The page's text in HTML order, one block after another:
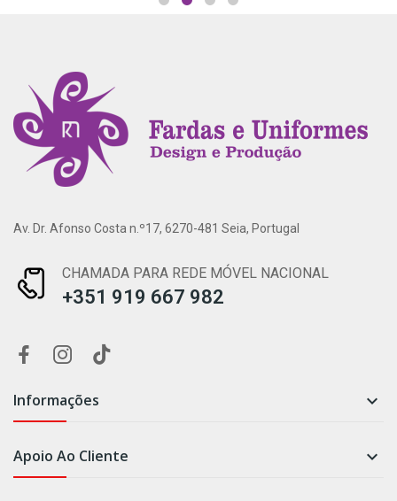
Av. Dr. Afonso Costa n.º17, 6270-481 Seia, Portugal
CHAMADA PARA REDE MÓVEL NACIONAL
+351 919 667 982
Informações 
Apoio Ao Cliente 